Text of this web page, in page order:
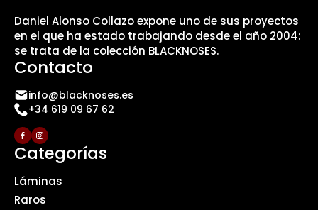
Daniel Alonso Collazo expone uno de sus proyectos
en el que ha estado trabajando desde el año 2004:
se trata de la colección BLACKNOSES.
Contacto
info@blacknoses.es
+34 619 09 67 62
Categorías
Láminas
Raros